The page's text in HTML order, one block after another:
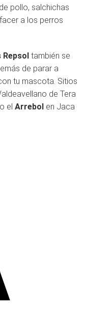
pollo, salchichas
a los perros
Repsol también se
de parar a
tu mascota. Sitios
de Tera
el Arrebol en Jaca